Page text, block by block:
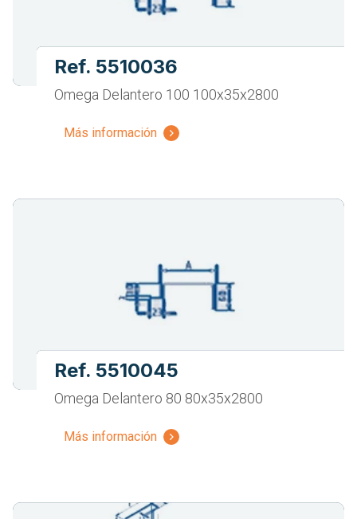
Ref. 5510036
Omega Delantero 100 100x35x2800
Más información
Ref. 5510045
Omega Delantero 80 80x35x2800
Más información